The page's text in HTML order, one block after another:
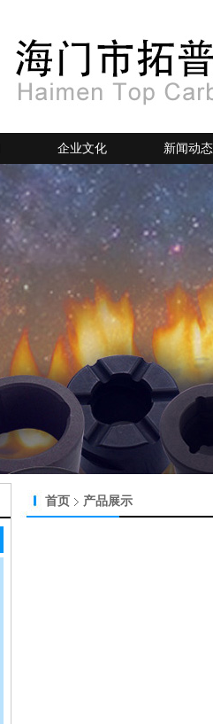
企业文化 新闻动态
首页 产品展示